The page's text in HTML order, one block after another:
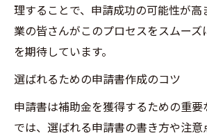
理することで、申請成功の可能性が高
業の皆さんがこのプロセスをスムーズ
を期待しています。
選ばれるための申請書作成のコツ
申請書は補助金を獲得するための重要
では、選ばれる申請書の書き方や注意